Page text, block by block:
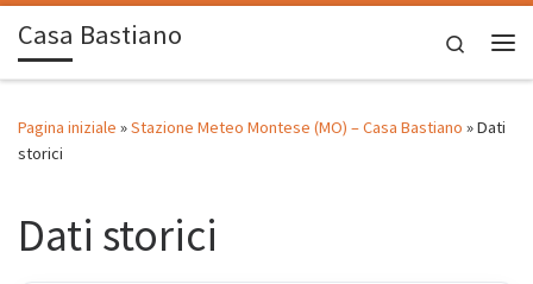
Passa al contenuto
Casa Bastiano
Search
Pagina iniziale »Stazione Meteo Montese (MO) – Casa Bastiano »Dati
storici
Dati storici